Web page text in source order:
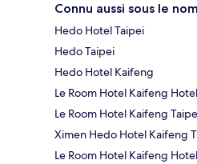
Connu aussi sous le
Hedo Hotel Taipei
Hedo Taipei
Hedo Hotel Kaifeng
Le Room Hotel Kaifeng Hotel
Le Room Hotel Kaifeng
Ximen Hedo Hotel Kaifeng
Le Room Hotel Kaifeng